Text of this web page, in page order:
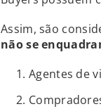
Assim, são
não se
Agentes de